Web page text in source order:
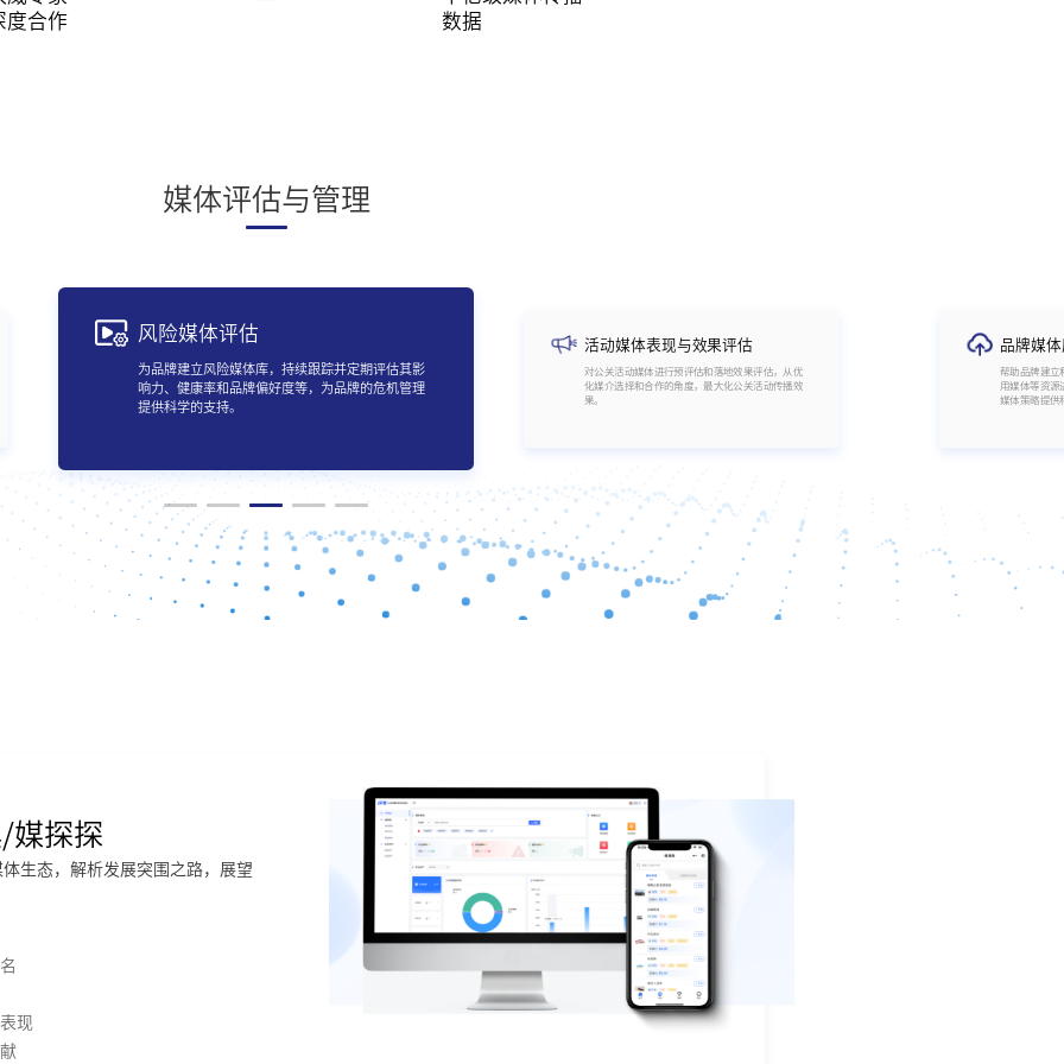
度合作
数据
媒体评估与管理
风险媒体评估
为品牌建立风险媒体库，持续跟踪并定期评估其影
响力、健康率和品牌偏好度等，为品牌的危机管理
提供科学的支持。
活动媒体表现与效果评估
对公关活动媒体进行预评估和落地效果评估，从优
化媒介选择和合作的角度，最大化公关活动传播效
果。
品牌媒
帮助品牌建立
用媒体等资源
媒体策略提供
媒探探
生态，解析发展突围之路，展望
现